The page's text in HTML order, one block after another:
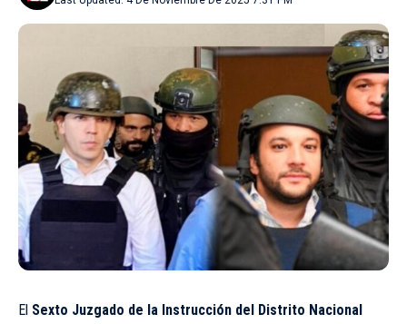
El Sexto Juzgado de la Instrucción del Distrito Nacional